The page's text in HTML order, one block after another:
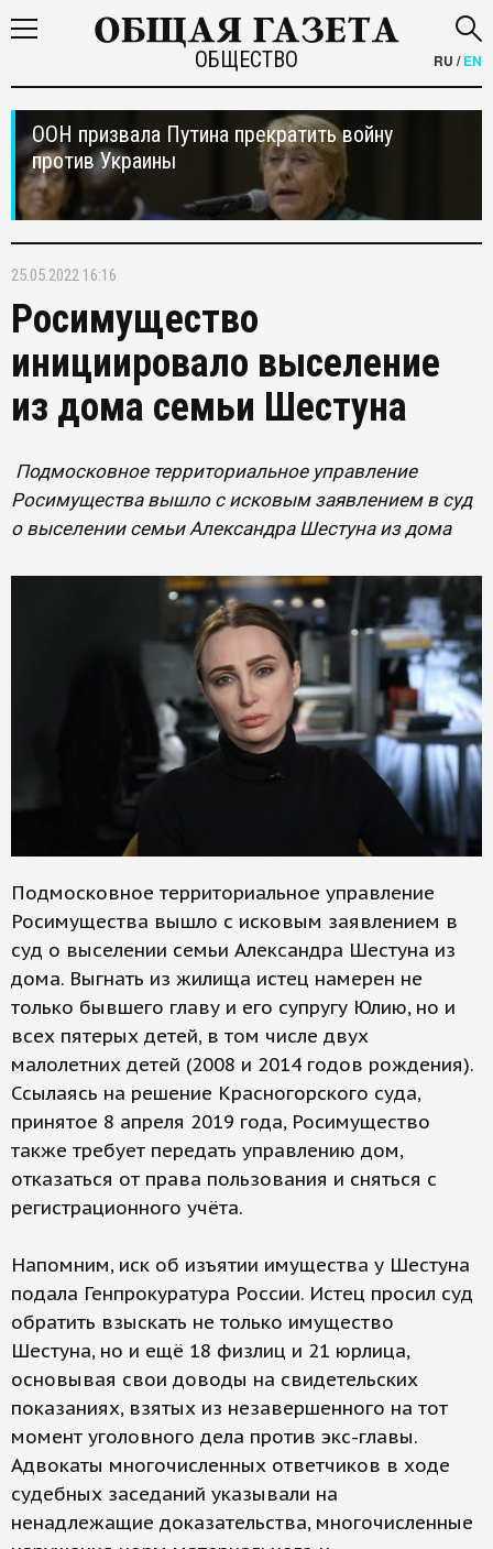
ОБЩЕСТВО RU /EN
ООН призвала Путина прекратить войну
против Украины
25.05.2022 16:16
Росимущество
инициировало выселение
из дома семьи Шестуна
Подмосковное территориальное управление
Росимущества вышло с исковым заявлением в суд
о выселении семьи Александра Шестуна из дома
Подмосковное территориальное управление
Росимущества вышло с исковым заявлением в
суд о выселении семьи Александра Шестуна из
дома. Выгнать из жилища истец намерен не
только бывшего главу и его супругу Юлию, но и
всех пятерых детей, в том числе двух
малолетних детей (2008 и 2014 годов рождения).
Ссылаясь на решение Красногорского суда,
принятое 8 апреля 2019 года, Росимущество
также требует передать управлению дом,
отказаться от права пользования и сняться с
регистрационного учёта.
Напомним, иск об изъятии имущества у Шестуна
подала Генпрокуратура России. Истец просил суд
обратить взыскать не только имущество
Шестуна, но и ещё 18 физлиц и 21 юрлица,
основывая свои доводы на свидетельских
показаниях, взятых из незавершенного на тот
момент уголовного дела против экс-главы.
Адвокаты многочисленных ответчиков в ходе
судебных заседаний указывали на
ненадлежащие доказательства, многочисленные